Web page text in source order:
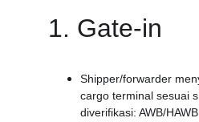
1. Gate-in
Shipper/forwarder
cargo terminal sesuai
diverifikasi: AWB/